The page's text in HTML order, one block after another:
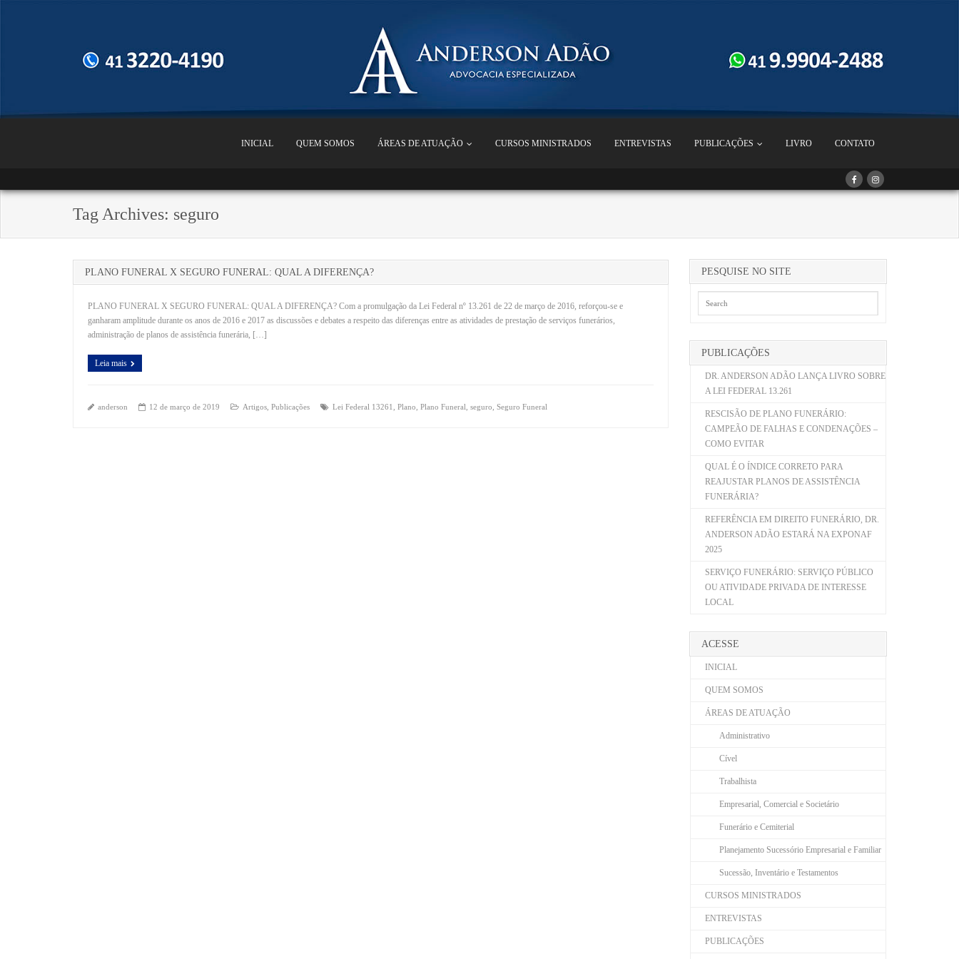
INICIAL QUEM SOMOS ÁREAS DE ATUAÇÃO CURSOS MINISTRADOS ENTREVISTAS PUBLICAÇÕES LIVRO CONTATO
Tag Archives: seguro
PLANO FUNERAL X SEGURO FUNERAL: QUAL A DIFERENÇA?
PLANO FUNERAL X SEGURO FUNERAL: QUAL A DIFERENÇA? Com a promulgação da Lei Federal nº 13.261 de 22 de março de 2016, reforçou-se e
ganharam amplitude durante os anos de 2016 e 2017 as discussões e debates a respeito das diferenças entre as atividades de prestação de serviços funerários,
administração de planos de assistência funerária, […]
Leia mais
anderson 12 de março de 2019 Artigos Publicações Lei Federal 13261 Plano Plano Funeral seguro Seguro Funeral
PESQUISE NO SITE
PUBLICAÇÕES
DR. ANDERSON ADÃO LANÇA LIVRO SOBRE
A LEI FEDERAL 13.261
RESCISÃO DE PLANO FUNERÁRIO:
CAMPEÃO DE FALHAS E CONDENAÇÕES –
COMO EVITAR
QUAL É O ÍNDICE CORRETO PARA
REAJUSTAR PLANOS DE ASSISTÊNCIA
FUNERÁRIA?
REFERÊNCIA EM DIREITO FUNERÁRIO, DR.
ANDERSON ADÃO ESTARÁ NA EXPONAF
2025
SERVIÇO FUNERÁRIO: SERVIÇO PÚBLICO
OU ATIVIDADE PRIVADA DE INTERESSE
LOCAL
ACESSE
INICIAL
QUEM SOMOS
ÁREAS DE ATUAÇÃO
Administrativo
Cível
Trabalhista
Empresarial, Comercial e Societário
Funerário e Cemiterial
Planejamento Sucessório Empresarial e Familiar
Sucessão, Inventário e Testamentos
CURSOS MINISTRADOS
ENTREVISTAS
PUBLICAÇÕES